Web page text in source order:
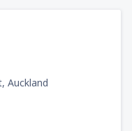
Auckland